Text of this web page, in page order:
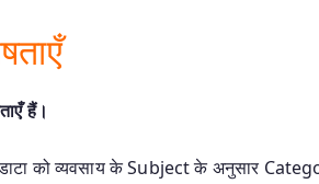
हैं।
को व्यवसाय के Subject के अनुसार